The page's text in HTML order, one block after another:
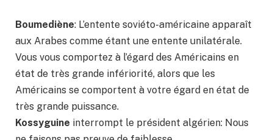
Boumediène: L’entente soviéto-américaine apparaît
aux Arabes comme étant une entente unilatérale.
Vous vous comportez à l’égard des Américains en
état de très grande infériorité, alors que les
Américains se comportent à votre égard en état de
très grande puissance.
Kossyguine interrompt le président algérien: Nous